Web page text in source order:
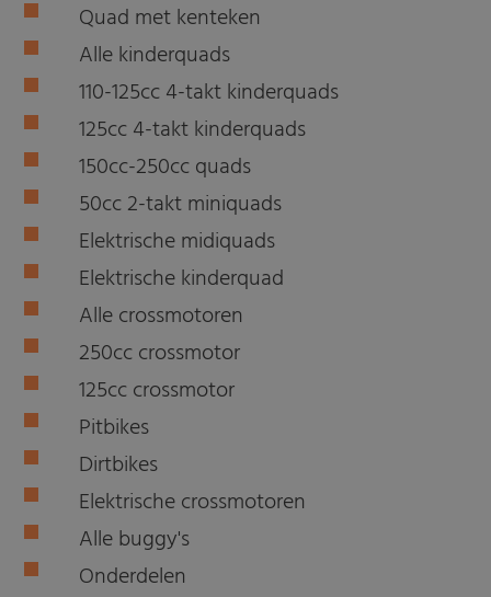
Quad met kenteken
Alle kinderquads
110-125cc 4-takt kinderquads
125cc 4-takt kinderquads
150cc-250cc quads
50cc 2-takt miniquads
Elektrische midiquads
Elektrische kinderquad
Alle crossmotoren
250cc crossmotor
125cc crossmotor
Pitbikes
Dirtbikes
Elektrische crossmotoren
Alle buggy's
Onderdelen